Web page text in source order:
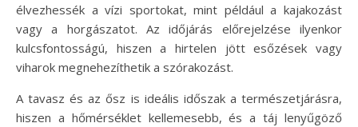
élvezhessék a vízi sportokat, mint például a kajakozást
vagy a horgászatot. Az időjárás előrejelzése ilyenkor
kulcsfontosságú, hiszen a hirtelen jött esőzések vagy
viharok megnehezíthetik a szórakozást.
A tavasz és az ősz is ideális időszak a természetjárásra,
hiszen a hőmérséklet kellemesebb, és a táj lenyűgöző